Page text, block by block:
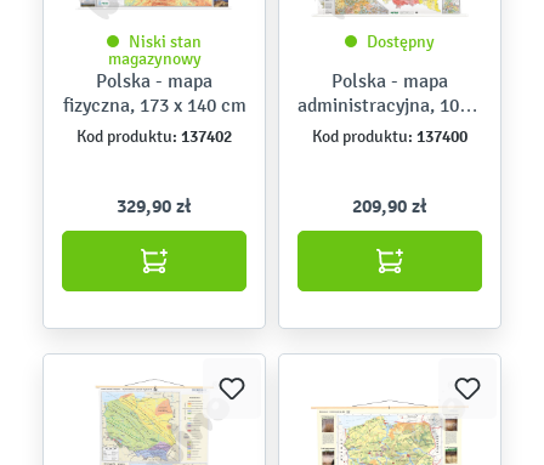
Niski stan
magazynowy
Polska - mapa
fizyczna, 173 x 140 cm
Kod produktu: 137402
329,90 zł
Dostępny
Polska - mapa
administracyjna, 100 x
100 cm
Kod produktu: 137400
209,90 zł